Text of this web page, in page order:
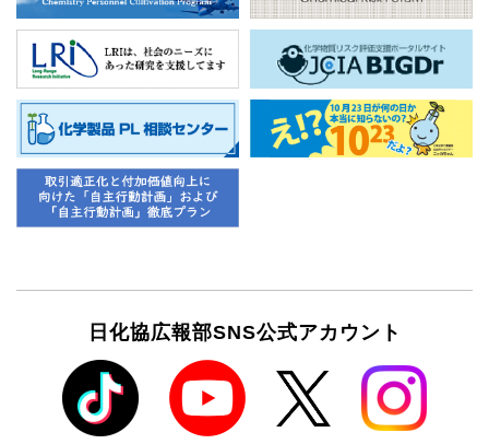
日化協広報部SNS公式アカウント